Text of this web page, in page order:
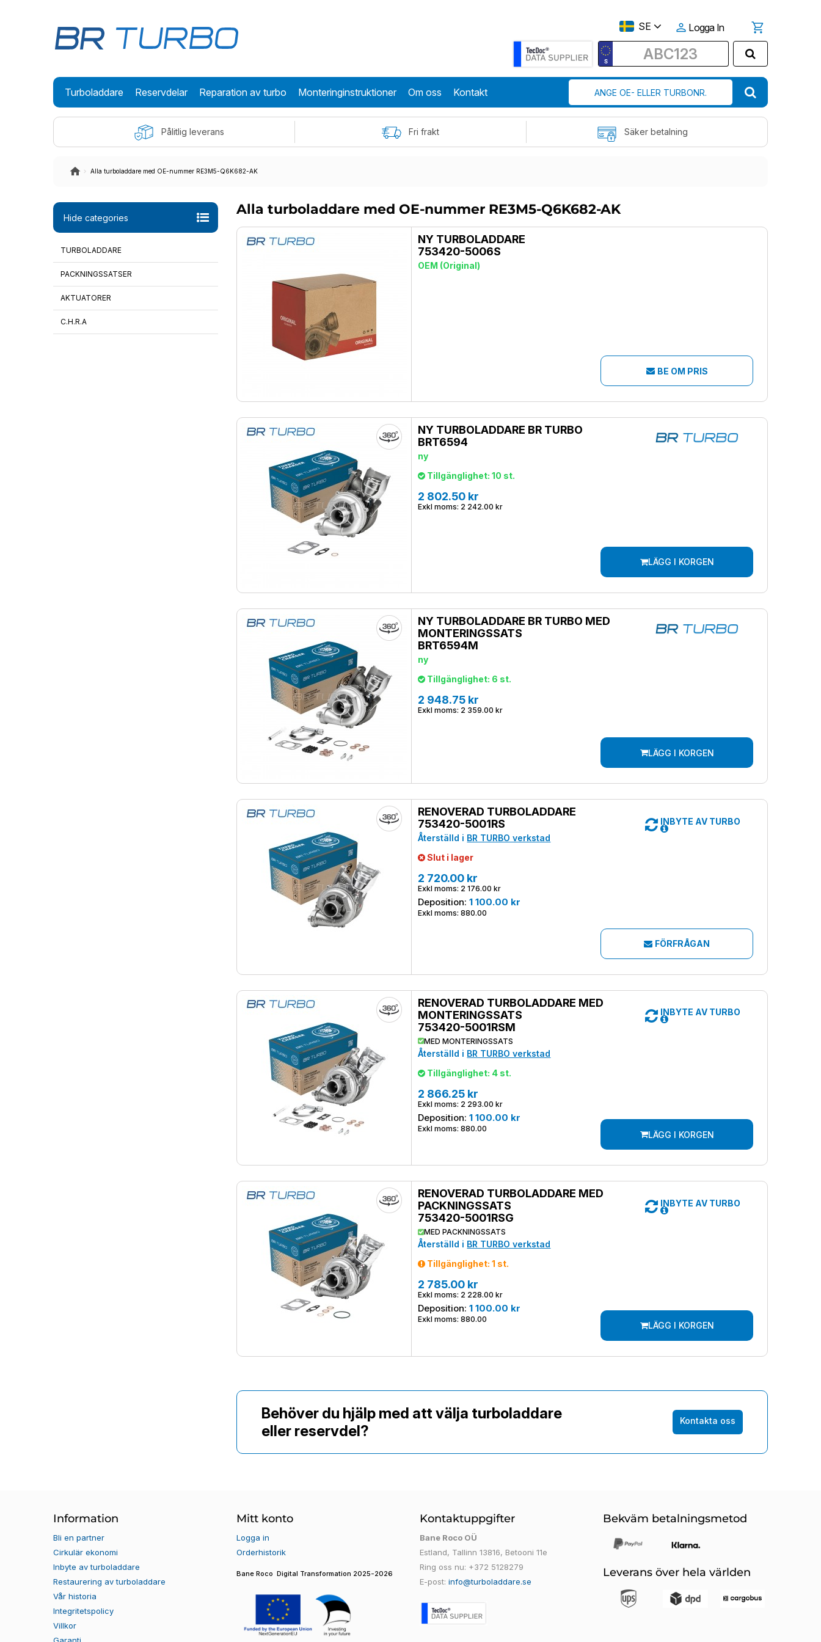
SE Logga In
Turboladdare Reservdelar Reparation av turbo Monteringinstruktioner Om oss Kontakt
Pålitlig leverans Fri frakt Säker betalning
Alla turboladdare med OE-nummer RE3M5-Q6K682-AK
Hide categories
TURBOLADDARE
PACKNINGSSATSER
AKTUATORER
C.H.R.A
Alla turboladdare med OE-nummer RE3M5-Q6K682-AK
NY TURBOLADDARE
753420-5006S
OEM (Original)
BE OM PRIS
NY TURBOLADDARE BR TURBO
BRT6594
ny
Tillgänglighet: 10 st.
2 802.50 kr
Exkl moms: 2 242.00 kr
LÄGG I KORGEN
NY TURBOLADDARE BR TURBO MED
MONTERINGSSATS
BRT6594M
ny
Tillgänglighet: 6 st.
2 948.75 kr
Exkl moms: 2 359.00 kr
LÄGG I KORGEN
RENOVERAD TURBOLADDARE
753420-5001RS
Återställd i BR TURBO verkstad
Slut i lager
2 720.00 kr
Exkl moms: 2 176.00 kr
Deposition:1 100.00 kr
Exkl moms: 880.00
INBYTE AV TURBO
FÖRFRÅGAN
RENOVERAD TURBOLADDARE MED
MONTERINGSSATS
753420-5001RSM
MED MONTERINGSSATS
Återställd i BR TURBO verkstad
Tillgänglighet: 4 st.
2 866.25 kr
Exkl moms: 2 293.00 kr
Deposition:1 100.00 kr
Exkl moms: 880.00
INBYTE AV TURBO
LÄGG I KORGEN
RENOVERAD TURBOLADDARE MED
PACKNINGSSATS
753420-5001RSG
MED PACKNINGSSATS
Återställd i BR TURBO verkstad
Tillgänglighet: 1 st.
2 785.00 kr
Exkl moms: 2 228.00 kr
Deposition:1 100.00 kr
Exkl moms: 880.00
INBYTE AV TURBO
LÄGG I KORGEN
Behöver du hjälp med att välja turboladdare
eller reservdel?
Kontakta oss
Information
Bli en partner
Cirkulär ekonomi
Inbyte av turboladdare
Restaurering av turboladdare
Vår historia
Integritetspolicy
Villkor
Garanti
Mitt konto
Logga in
Orderhistorik
Bane Roco Digital Transformation 2025-2026
Kontaktuppgifter
Bane Roco OÜ
Estland, Tallinn 13816, Betooni 11e
Ring oss nu: +372 5128279
E-post: info@turboladdare.se
Bekväm betalningsmetod
Leverans över hela världen